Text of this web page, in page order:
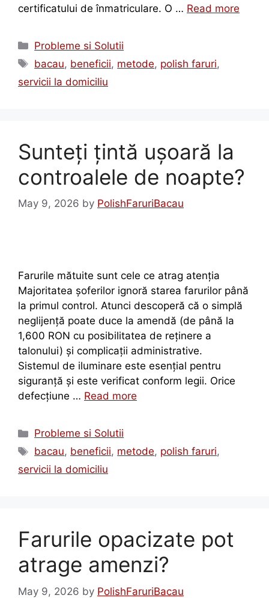
certificatului de înmatriculare. O … Read more
Probleme si Solutii
bacau, beneficii, metode, polish faruri,
servicii la domiciliu
Sunteți țintă ușoară la
controalele de noapte?
May 9, 2026 by PolishFaruriBacau
Farurile mătuite sunt cele ce atrag atenția
Majoritatea șoferilor ignoră starea farurilor până
la primul control. Atunci descoperă că o simplă
neglijență poate duce la amendă (de până la
1,600 RON cu posibilitatea de reținere a
talonului) și complicații administrative.
Sistemul de iluminare este esențial pentru
siguranță și este verificat conform legii. Orice
defecțiune … Read more
Probleme si Solutii
bacau, beneficii, metode, polish faruri,
servicii la domiciliu
Farurile opacizate pot
atrage amenzi?
May 9, 2026 by PolishFaruriBacau